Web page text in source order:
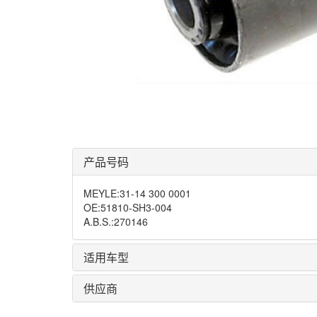
产品号码
MEYLE:31-14 300 0001
OE:51810-SH3-004
A.B.S.:270146
适用车型
供应商